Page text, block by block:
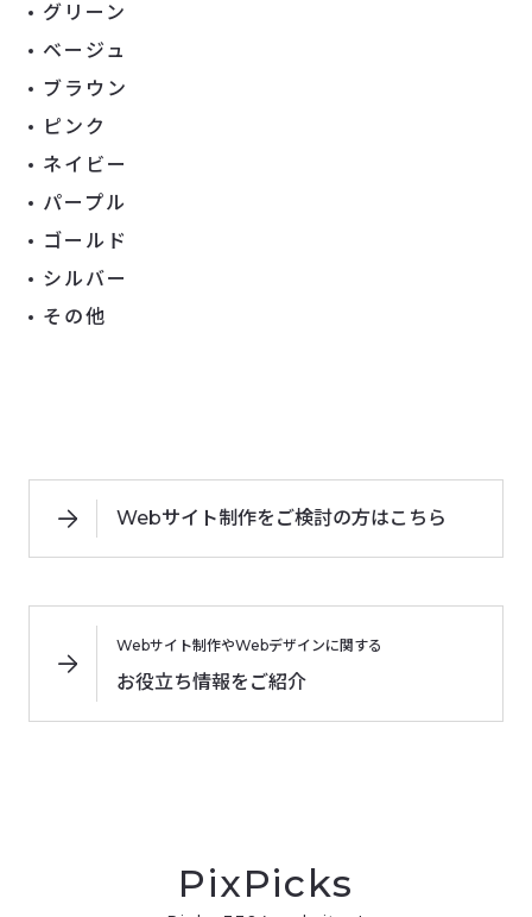
グリーン
ベージュ
ブラウン
ピンク
ネイビー
パープル
ゴールド
シルバー
その他
Webサイト制作をご検討の方はこちら
Webサイト制作やWebデザインに関する
お役立ち情報をご紹介
PixPicks